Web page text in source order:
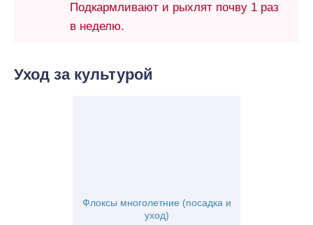
Подкармливают и рыхлят почву 1 раз
в неделю.
Уход за культурой
Флоксы многолетние (посадка и
уход)